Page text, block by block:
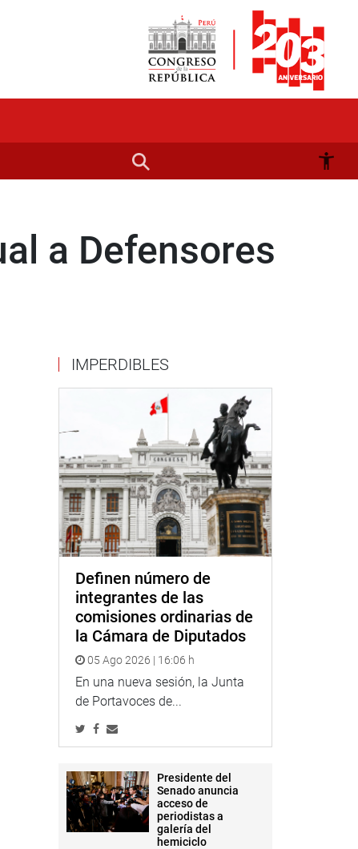
a Defensores
IMPERDIBLES
Definen número de
integrantes de las
comisiones ordinarias de
la Cámara de Diputados
05 Ago 2026 | 16:06 h
En una nueva sesión, la Junta
de Portavoces de...
Presidente del
Senado anuncia
acceso de
periodistas a
galería del
hemiciclo